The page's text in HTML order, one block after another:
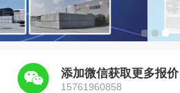
添加微信获取更多报价
15761960858